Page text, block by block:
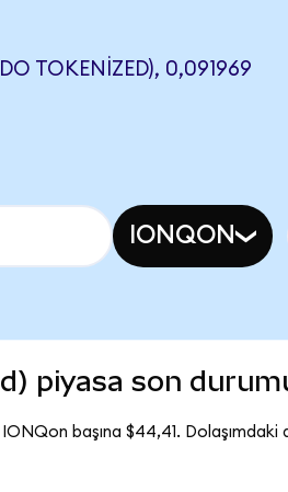
TOKENIZED), 0,091969
IONQON
piyasa son
başına $44,41.